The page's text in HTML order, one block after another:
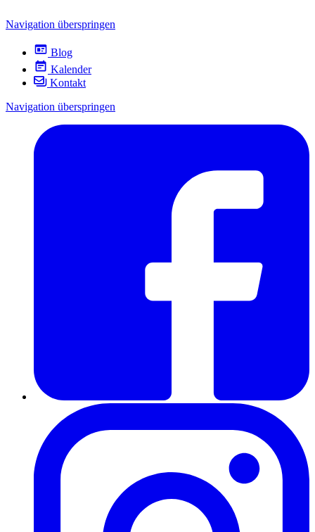
Navigation überspringen
Blog
Kalender
Kontakt
Navigation überspringen